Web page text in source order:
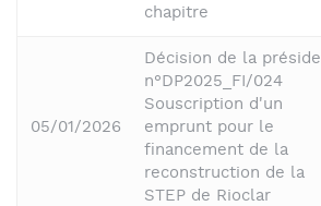
chapitre
05/01/2026
Décision de la
n°DP2025_FI/024
Souscription d'un
emprunt pour le
financement de la
reconstruction de la
STEP de Rioclar